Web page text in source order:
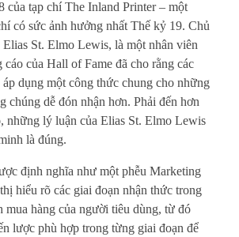
của tạp chí The Inland Printer – một
có sức ảnh hưởng nhất Thế kỷ 19. Chủ
Elias St. Elmo Lewis, là một nhân viên
cáo của Hall of Fame đã cho rằng các
dụng một công thức chung cho những
chúng dễ đón nhận hơn. Phải đến hơn
những lý luận của Elias St. Elmo Lewis
là đúng.
định nghĩa như một phễu Marketing
hiểu rõ các giai đoạn nhận thức trong
mua hàng của người tiêu dùng, từ đó
lược phù hợp trong từng giai đoạn để